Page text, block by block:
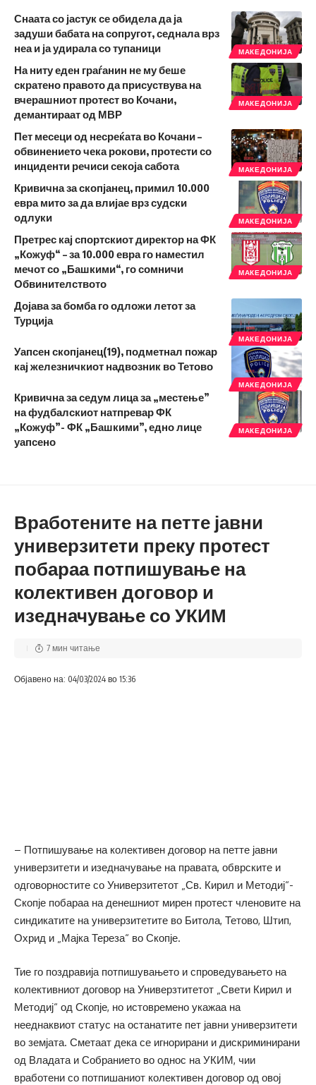
МАКЕДОНИЈА
Снаата со јастук се обидела да ја
задуши бабата на сопругот, седнала врз
неа и ја удирала со тупаници
МАКЕДОНИЈА
На ниту еден граѓанин не му беше
скратено правото да присуствува на
вчерашниот протест во Кочани,
демантираат од МВР
МАКЕДОНИЈА
Пет месеци од несреќата во Кочани –
обвинението чека рокови, протести со
инциденти речиси секоја сабота
МАКЕДОНИЈА
Кривична за скопјанец, примил 10.000
евра мито за да влијае врз судски
одлуки
МАКЕДОНИЈА
Претрес кај спортскиот директор на ФК
„Кожуф“ – за 10.000 евра го наместил
мечот со „Башкими“, го сомничи
Обвинителството
МАКЕДОНИЈА
Дојава за бомба го одложи летот за
Турција
МАКЕДОНИЈА
Уапсен скопјанец(19), подметнал пожар
кај железничкиот надвозник во Тетово
МАКЕДОНИЈА
Кривична за седум лица за „местење”
на фудбалскиот натпревар ФК
„Кожуф”- ФК „Башкими”, едно лице
уапсено
Вработените на петте јавни
универзитети преку протест
побараа потпишување на
колективен договор и
изедначување со УКИМ
Објавено на: 04/03/2024 во 15:36
7 мин читање
– Потпишување на колективен договор на петте јавни
универзитети и изедначување на правата, обврските и
одговорностите со Универзитетот „Св. Кирил и Методиј“-
Скопје побараа на денешниот мирен протест членовите на
синдикатите на универзитетите во Битола, Тетово, Штип,
Охрид и „Мајка Тереза“ во Скопје.
Тие го поздравија потпишувањето и спроведувањето на
колективниот договор на Универзтитетот „Свети Кирил и
Методиј“ од Скопје, но истовремено укажаа на
нееднаквиот статус на останатите пет јавни универзитети
во земјата. Сметаат дека се игнорирани и дискриминирани
од Владата и Собранието во однос на УКИМ, чии
вработени со потпишаниот колективен договор од овој